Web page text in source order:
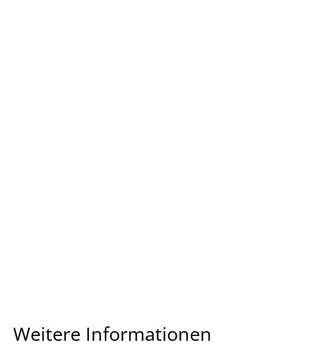
Weitere Informationen